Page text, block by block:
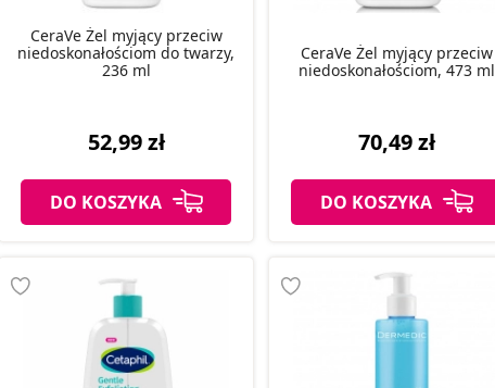
CeraVe Żel myjący przeciw
niedoskonałościom do twarzy,
236 ml
52,99 zł
DO KOSZYKA
CeraVe Żel myjący przeciw
niedoskonałościom, 473 ml
70,49 zł
DO KOSZYKA